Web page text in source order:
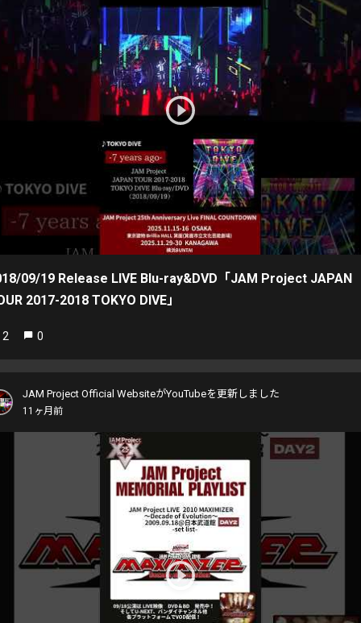
09/19 Release LIVE Blu-ray&DVD「JAM Project JAPAN
2017-2018 TOKYO DIVE」
2 0
JAM Project Official WebsiteがYouTubeを更新しました
11ヶ月前